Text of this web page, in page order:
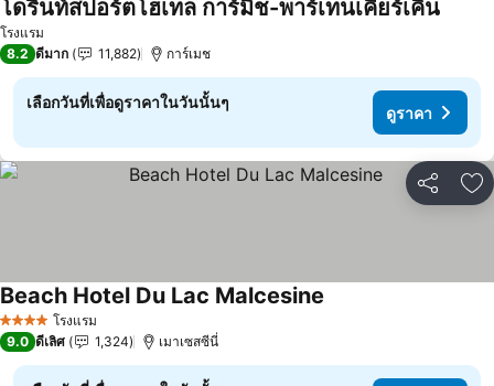
โรงแรม
โดรินท์สปอร์ตโฮเทล การ์มิช-พาร์เทนเคียร์เคินดูราคา
8.2 ดีมาก 11,882 การ์เมช
เลือกวันที่เพื่อดูราคาในวันนั้นๆ
ดูราคา
แชร์ เ
4 ดาว โรงแรม
Beach Hotel Du Lac Malcesine
9.0 ดีเลิศ 1,324 เมาเซสซีนี่